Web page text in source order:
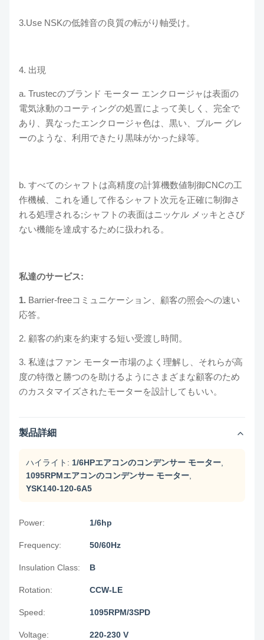
3.Use NSKの低雑音の良質の転がり軸受け。
4. 出現
a. Trustecのブランド モーター エンクロージャは表面の
電気泳動のコーティングの処置によって美しく、完全で
あり、異なったエンクロージャ色は、黒い、ブルー グレ
ーのような、利用できたり黒味がかった緑等。
b. すべてのシャフトは高精度の計算機数値制御CNCの工
作機械、これを通して作るシャフト次元を正確に制御さ
れる処理される;シャフトの表面はニッケル メッキとさび
ない機能を達成するために扱われる。
私達のサービス:
1. Barrier-freeコミュニケーション、顧客の照会への速い
応答。
2. 顧客の約束を約束する短い受渡し時間。
3. 私達はファン モーター市場のよく理解し、それらが高
度の特徴と勝つのを助けるようにさまざまな顧客のため
のカスタマイズされたモーターを設計してもいい。
製品詳細
ハイライト: 1/6HPエアコンのコンデンサー モーター
1095RPMエアコンのコンデンサー モーター
YSK140-120-6A5
Power: 1/6hp
Frequency: 50/60Hz
Insulation Class: B
Rotation: CCW-LE
Speed: 1095RPM/3SPD
Voltage: 220-230 V